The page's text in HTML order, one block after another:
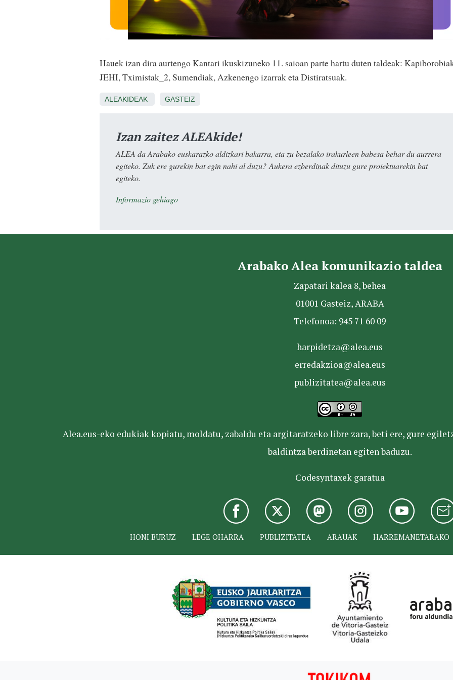
Hauek izan dira aurtengo Kantari ikuskizuneko 11. saioan parte hartu duten taldeak:
JEHI, Tximistak_2, Sumendiak, Azkenengo izarrak eta Distiratsuak.
ALEAKIDEAK GASTEIZ
Izan zaitez ALEAkide!
ALEA da Arabako euskarazko aldizkari bakarra, eta zu bezalako irakurleen babesa behar du aurrera
egiteko. Zuk ere gurekin bat egin nahi al duzu? Aukera ezberdinak dituzu gure proiektuarekin bat
egiteko.
Informazio gehiago
Arabako Alea komunikazio taldea
Zapatari kalea 8, behea
01001 Gasteiz, ARABA
Telefonoa: 945 71 60 09
harpidetza@alea.eus
erredakzioa@alea.eus
publizitatea@alea.eus
Alea.eus-eko edukiak kopiatu, moldatu, zabaldu eta argitaratzeko libre zara, beti ere, gure
baldintza berdinetan egiten baduzu.
Codesyntaxek garatua
HONI BURUZ LEGE OHARRA PUBLIZITATEA ARAUAK HARREMANETARAKO